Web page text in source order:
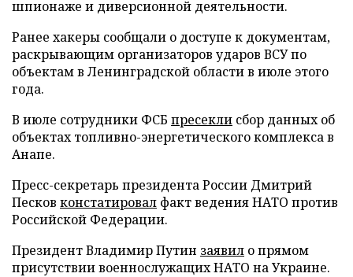
шпионаже и диверсионной деятельности.
Ранее хакеры сообщали о доступе к документам,
раскрывающим организаторов ударов ВСУ по
объектам в Ленинградской области в июле этого
года.
В июле сотрудники ФСБ пресекли сбор данных об
объектах топливно-энергетического комплекса в
Анапе.
Пресс-секретарь президента России Дмитрий
Песков констатировал факт ведения НАТО против
Российской Федерации.
Президент Владимир Путин заявил о прямом
присутствии военнослужащих НАТО на Украине.